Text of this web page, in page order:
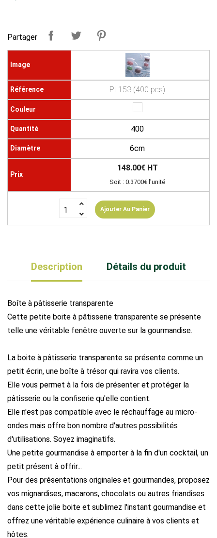
Partager
PL153 (400 pcs)
400
6cm
148.00€ HT
Soit : 0.3700€ l'unité
Ajouter Au Panier
Description Détails du produit
Boîte à pâtisserie transparente
Cette petite boite à pâtisserie transparente se présente
telle une véritable fenêtre ouverte sur la gourmandise.
La boite à pâtisserie transparente se présente comme un
petit écrin, une boîte à trésor qui ravira vos clients.
Elle vous permet à la fois de présenter et protéger la
pâtisserie ou la confiserie qu'elle contient.
Elle n'est pas compatible avec le réchauffage au micro-
ondes mais offre bon nombre d'autres possibilités
d'utilisations. Soyez imaginatifs.
Une petite gourmandise à emporter à la fin d'un cocktail, un
petit présent à offrir...
Pour des présentations originales et gourmandes, proposez
vos mignardises, macarons, chocolats ou autres friandises
dans cette jolie boite et sublimez l'instant gourmandise et
offrez une véritable expérience culinaire à vos clients et
hôtes.